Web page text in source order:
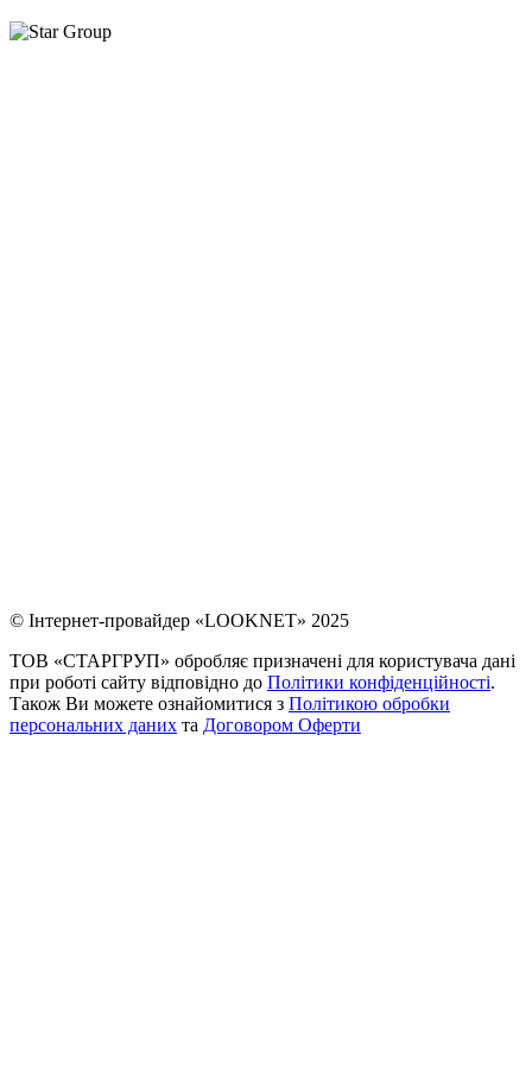
© Інтернет-провайдер «LOOKNET» 2025
ТОВ «СТАРГРУП» обробляє призначені для користувача дані
при роботі сайту відповідно до Політики конфіденційності.
Також Ви можете ознайомитися з Політикою обробки
персональних даних та Договором Оферти